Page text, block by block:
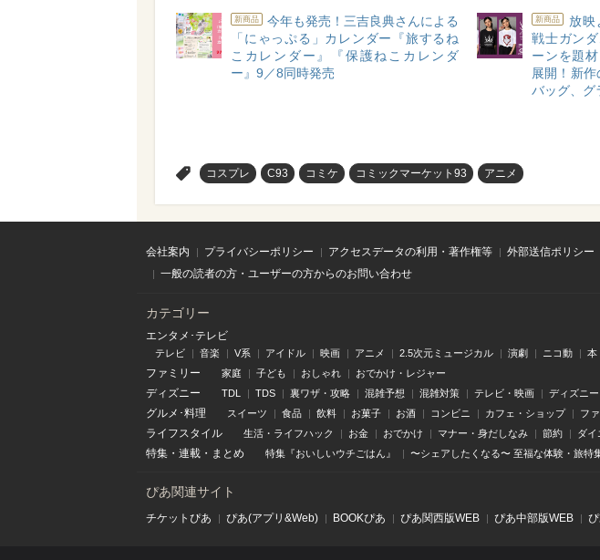
新商品
今年も発売！三吉良典さんによる
「にゃっぷる」カレンダー『旅するね
こカレンダー』『保護ねこカレンダ
ー』9／8同時発売
新商品
放映
戦士ガン
ーンを題
展開！新
バッグ、グ
コスプレ C93 コミケ コミックマーケット93 アニメ
会社案内 プライバシーポリシー アクセスデータの利用・著作権等 外部送信ポリシー
一般の読者の方・ユーザーの方からのお問い合わせ
カテゴリー
エンタメ･テレビ
テレビ 音楽 V系 アイドル 映画 アニメ 2.5次元ミュージカル 演劇 ニコ動 本
ファミリー 家庭 子ども おしゃれ おでかけ・レジャー
ディズニー TDL TDS 裏ワザ・攻略 混雑予想 混雑対策 テレビ・映画 ディズニ
グルメ･料理 スイーツ 食品 飲料 お菓子 お酒 コンビニ カフェ・ショップ フ
ライフスタイル 生活・ライフハック お金 おでかけ マナー・身だしなみ 節約 ダイ
特集 ・ 連載 ・ まとめ 特集『おいしいウチごはん』 〜シェアしたくなる〜 至福な体験・旅特
ぴあ関連サイト
チケットぴあ ぴあ(アプリ&Web) BOOKぴあ ぴあ関⻄版WEB ぴあ中部版WEB